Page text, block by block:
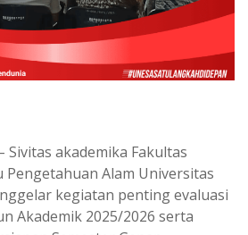
Sivitas akademika Fakultas
Alam Universitas
kegiatan penting evaluasi
Akademik 2025/2026 serta